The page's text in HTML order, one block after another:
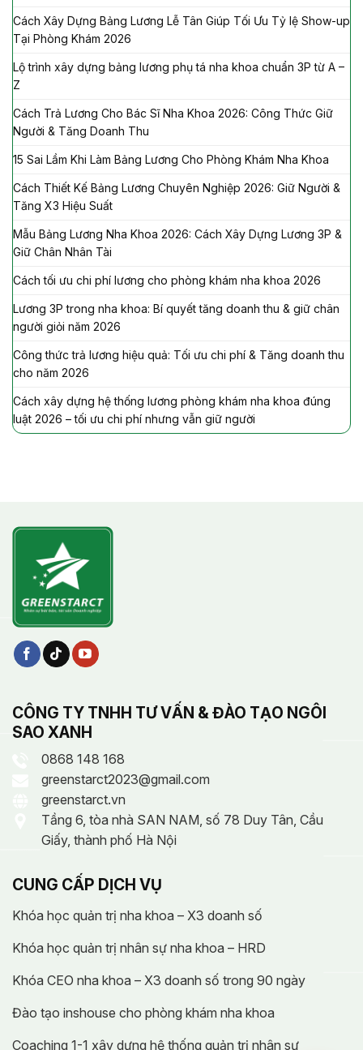
Cách Xây Dựng Bảng Lương Lễ Tân Giúp Tối Ưu Tỷ lệ Show-up
Tại Phòng Khám 2026
Lộ trình xây dựng bảng lương phụ tá nha khoa chuẩn 3P từ A –
Z
Cách Trả Lương Cho Bác Sĩ Nha Khoa 2026: Công Thức Giữ
Người & Tăng Doanh Thu
15 Sai Lầm Khi Làm Bảng Lương Cho Phòng Khám Nha Khoa
Cách Thiết Kế Bảng Lương Chuyên Nghiệp 2026: Giữ Người &
Tăng X3 Hiệu Suất
Mẫu Bảng Lương Nha Khoa 2026: Cách Xây Dựng Lương 3P &
Giữ Chân Nhân Tài
Cách tối ưu chi phí lương cho phòng khám nha khoa 2026
Lương 3P trong nha khoa: Bí quyết tăng doanh thu & giữ chân
người giỏi năm 2026
Công thức trả lương hiệu quả: Tối ưu chi phí & Tăng doanh thu
cho năm 2026
Cách xây dựng hệ thống lương phòng khám nha khoa đúng
luật 2026 – tối ưu chi phí nhưng vẫn giữ người
CÔNG TY TNHH TƯ VẤN & ĐÀO TẠO NGÔI
SAO XANH
0868 148 168
greenstarct2023@gmail.com
greenstarct.vn
Tầng 6, tòa nhà SAN NAM, số 78 Duy Tân, Cầu
Giấy, thành phố Hà Nội
CUNG CẤP DỊCH VỤ
Khóa học quản trị nha khoa – X3 doanh số
Khóa học quản trị nhân sự nha khoa – HRD
Khóa CEO nha khoa – X3 doanh số trong 90 ngày
Đào tạo inshouse cho phòng khám nha khoa
Coaching 1-1 xây dựng hệ thống quản trị nhân sự